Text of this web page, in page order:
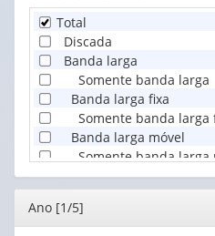
Total
Discada
Banda larga
Somente banda larga
Banda larga fixa
Somente banda larga
Banda larga móvel
Somente banda larga
Banda larga fixa e
Somente banda larga
Editor
Ano [1/5]